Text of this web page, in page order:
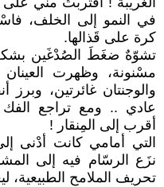
في النمو إلى الخلف،
كرة على قَذالها.
تشوّهٌ ضغَطَ الصُدْغَين
مسْنونة، وظهرت العينان
والوجنتان غائرتين، وبرز
عادي .. ومع تراجع
أقرب إلى المِنقار !
التي أمامي كانت أدْنى
نزَع الرسّام فيه إلى
تحريف الملامح